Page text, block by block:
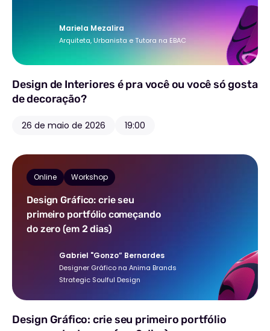
Mariela Mezalira
Arquiteta, Urbanista e Tutora na EBAC
Design de Interiores é pra você ou você só gosta
de decoração?
26 de maio de 2026 19:00
Online Workshop
Design Gráfico: crie seu
primeiro portfólio começando
do zero (em 2 dias)
Gabriel "Gonzo” Bernardes
Designer Gráfico na Anima Brands
Strategic Soulful Design
Design Gráfico: crie seu primeiro portfólio